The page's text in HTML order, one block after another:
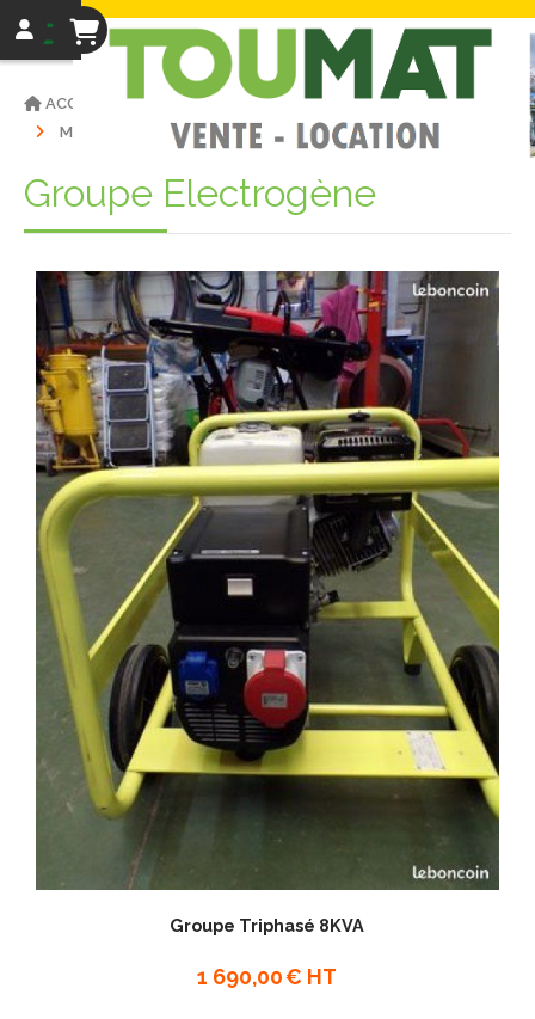
ACCUEIL
VENTE MATÉRIELS
MATÉRIEL D'OCCASIONS
GROUPE ÉLECTROGÈNE
Groupe Électrogène
Groupe Triphasé 8KVA
1 690,00€ HT